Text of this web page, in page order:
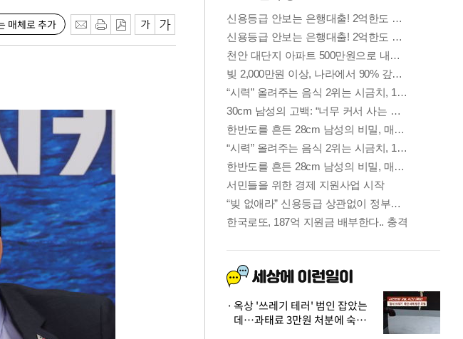
매체로 추가
옥상 '쓰레기 테러' 범인 잡았는
데…과태료 3만원 처분에 숙박업